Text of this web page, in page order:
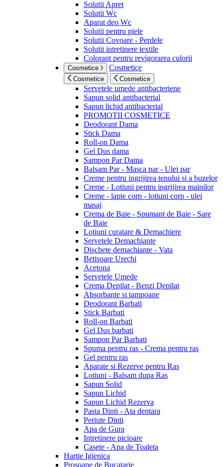
Solutii Apret
Solutii Wc
Aparat deo Wc
Solutii pentru piele
Solutii Covoare - Perdele
Solutii intretinere textile
Colorant pentru revigorarea culorii
Cosmetice Cosmetice
Cosmetice Cosmetice
Servetele umede antibacteriene
Sapun solid antibacterial
Sapun lichid antibacterial
PROMOTII COSMETICE
Deodorant Dama
Stick Dama
Roll-on Dama
Gel Dus dama
Sampon Par Dama
Balsam Par - Masca par - Ulei par
Creme pentru ingrijirea tenului si a buzelor
Creme - Lotiuni pentru ingrijirea mainilor
Creme - lapte corp - lotiuni corp - ulei
masaj
Crema de Baie - Spumant de Baie - Sare
de Baie
Lotiuni curatare & Demachiere
Servetele Demachiante
Dischete demachiante - Vata
Betisoare Urechi
Acetona
Servetele Umede
Crema Depilat - Benzi Depilat
Absorbante si tampoane
Deodorant Barbati
Stick Barbati
Roll-on Barbati
Gel Dus barbati
Sampon Par Barbati
Spuma pentru ras - Crema pentru ras
Gel pentru ras
Aparate si Rezerve pentru Ras
Lotiuni - Balsam dupa Ras
Sapun Solid
Sapun Lichid
Sapun Lichid Rezerva
Pasta Dinti - Ata dentara
Periute Dinti
Apa de Gura
Intretinere picioare
Casete - Apa de Toaleta
Hartie Igienica
Prosoape de Bucatarie